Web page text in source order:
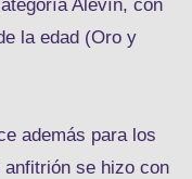
Alevín, con
la edad (Oro y
además para los
se hizo con